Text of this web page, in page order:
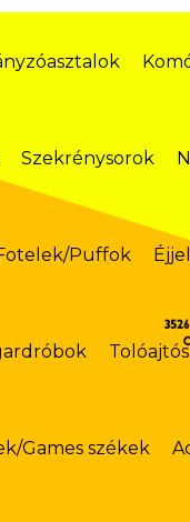
Szekrénysorok
Puffok
Games székek